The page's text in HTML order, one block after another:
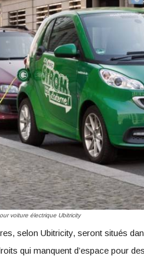
voiture électrique Ubitricity
selon Ubitricity, seront situés
qui manquent d’espace pour